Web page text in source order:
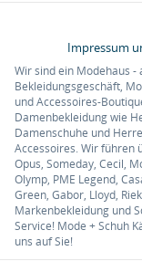
Impressum
Wir sind ein Modehaus -
Bekleidungsgeschäft,
und Accessoires-
Damenbekleidung wie
Damenschuhe und
Accessoires. Wir führen
Opus, Someday, Cecil,
Olymp, PME Legend,
Green, Gabor, Lloyd,
Markenbekleidung und
Service! Mode + Schuh
uns auf Sie!